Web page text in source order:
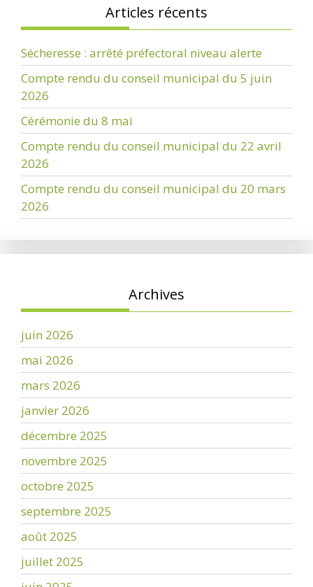
Articles récents
Sécheresse : arrêté préfectoral niveau alerte
Compte rendu du conseil municipal du 5 juin
2026
Cérémonie du 8 mai
Compte rendu du conseil municipal du 22 avril
2026
Compte rendu du conseil municipal du 20 mars
2026
Archives
juin 2026
mai 2026
mars 2026
janvier 2026
décembre 2025
novembre 2025
octobre 2025
septembre 2025
août 2025
juillet 2025